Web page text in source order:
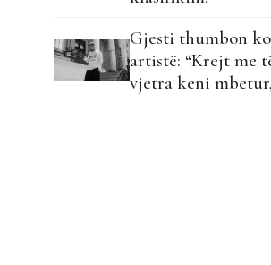
Gjesti thumbon
artistë: “Krejt me
vjetra keni